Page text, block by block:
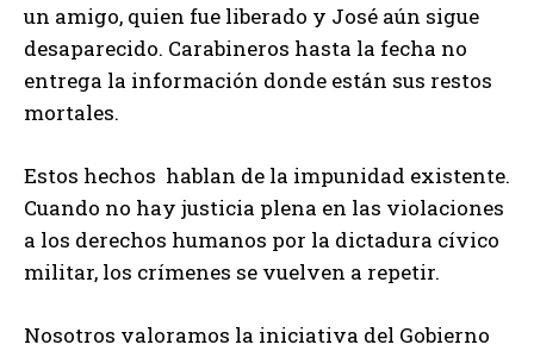
un amigo, quien fue liberado y José aún sigue
desaparecido. Carabineros hasta la fecha no
entrega la información donde están sus restos
mortales.
Estos hechos hablan de la impunidad existente.
Cuando no hay justicia plena en las violaciones
a los derechos humanos por la dictadura cívico
militar, los crímenes se vuelven a repetir.
Nosotros valoramos la iniciativa del Gobierno